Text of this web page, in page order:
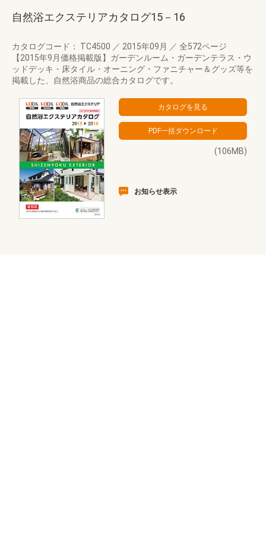
自然浴エクステリアカタログ15－16
カタログコード： TC4500 ／ 2015年09月 ／ 全572ページ
【2015年9月価格掲載版】ガーデンルーム・ガーデンテラス・ウ
ッドデッキ・床タイル・オーニング・ファニチャー＆グッズ等を
掲載した、自然浴商品の総合カタログです。
(106MB)
お知らせ表示